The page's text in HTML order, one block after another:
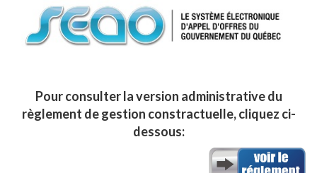
Pour consulter la version administrative du
règlement de gestion constractuelle, cliquez ci-
dessous: